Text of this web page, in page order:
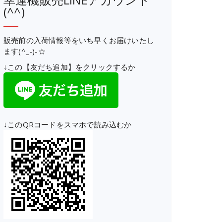
(^^)
販売前の入荷情報等をいち早くお届けいたし
ます(^_-)-☆
↓この【友だち追加】をクリックするか
↓このQRコードをスマホで読み込むか